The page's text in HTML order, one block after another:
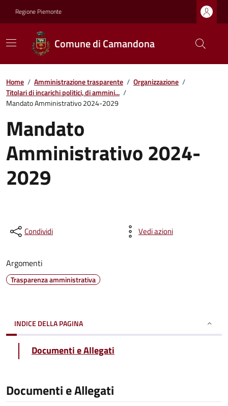
Regione Piemonte
Comune di Camandona
Home / Amministrazione trasparente / Organizzazione /
Titolari di incarichi politici, di ammini... /
Mandato Amministrativo 2024-2029
Mandato
Amministrativo 2024-
2029
Condividi Vedi azioni
Argomenti
Trasparenza amministrativa
INDICE DELLA PAGINA
Documenti e Allegati
Documenti e Allegati